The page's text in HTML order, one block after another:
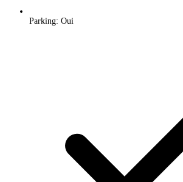
Parking: Oui